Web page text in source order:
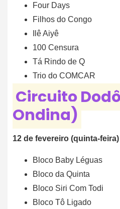
Four Days
Filhos do Congo
Ilê Aiyê
100 Censura
Tá Rindo de Q
Trio do COMCAR
Circuito
Ondina)
12 de fevereiro (quinta-feira)
Bloco Baby Léguas
Bloco da Quinta
Bloco Siri Com Todi
Bloco Tô Ligado